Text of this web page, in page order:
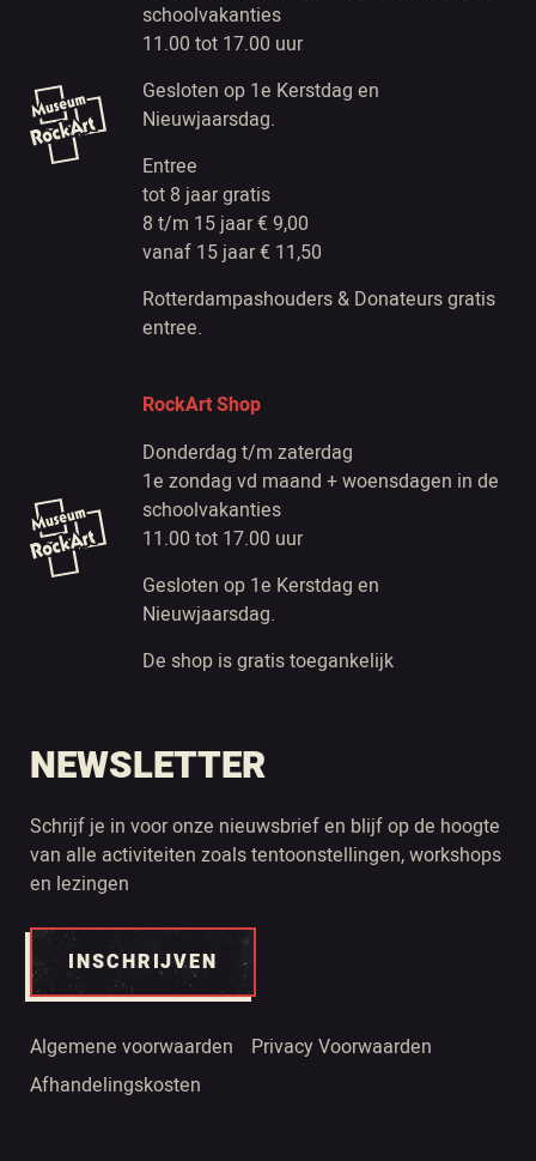
schoolvakanties
11.00 tot 17.00 uur
Gesloten op 1e Kerstdag en
Nieuwjaarsdag.
Entree
tot 8 jaar gratis
8 t/m 15 jaar € 9,00
vanaf 15 jaar € 11,50
Rotterdampashouders & Donateurs gratis
entree.
RockArt Shop
Donderdag t/m zaterdag
1e zondag vd maand + woensdagen in de
schoolvakanties
11.00 tot 17.00 uur
Gesloten op 1e Kerstdag en
Nieuwjaarsdag.
De shop is gratis toegankelijk
NEWSLETTER
Schrijf je in voor onze nieuwsbrief en blijf op de hoogte
van alle activiteiten zoals tentoonstellingen, workshops
en lezingen
INSCHRIJVEN
Algemene voorwaarden
Privacy Voorwaarden
Afhandelingskosten